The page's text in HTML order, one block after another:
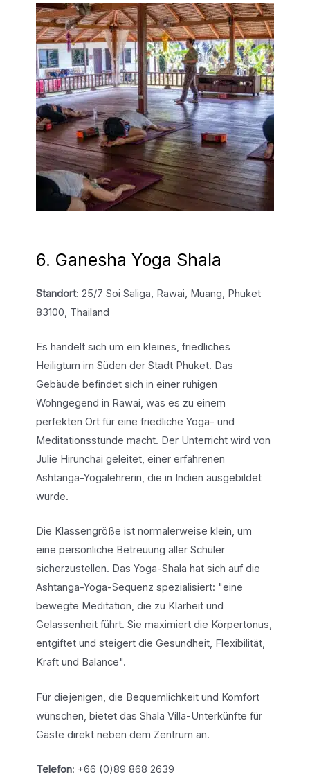
6. Ganesha Yoga Shala
Standort: 25/7 Soi Saliga, Rawai, Muang, Phuket
83100, Thailand
Es handelt sich um ein kleines, friedliches
Heiligtum im Süden der Stadt Phuket. Das
Gebäude befindet sich in einer ruhigen
Wohngegend in Rawai, was es zu einem
perfekten Ort für eine friedliche Yoga- und
Meditationsstunde macht. Der Unterricht wird von
Julie Hirunchai geleitet, einer erfahrenen
Ashtanga-Yogalehrerin, die in Indien ausgebildet
wurde.
Die Klassengröße ist normalerweise klein, um
eine persönliche Betreuung aller Schüler
sicherzustellen. Das Yoga-Shala hat sich auf die
Ashtanga-Yoga-Sequenz spezialisiert: "eine
bewegte Meditation, die zu Klarheit und
Gelassenheit führt. Sie maximiert die Körpertonus,
entgiftet und steigert die Gesundheit, Flexibilität,
Kraft und Balance".
Für diejenigen, die Bequemlichkeit und Komfort
wünschen, bietet das Shala Villa-Unterkünfte für
Gäste direkt neben dem Zentrum an.
Telefon: +66 (0)89 868 2639